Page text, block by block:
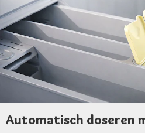
Automatisch doseren